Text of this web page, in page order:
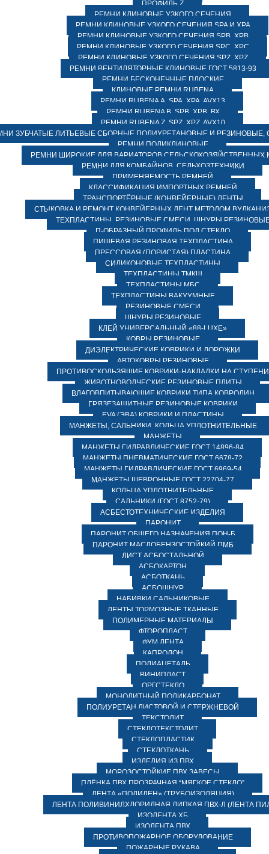
ПРОФИЛЬ Z
РЕМНИ КЛИНОВЫЕ УЗКОГО СЕЧЕНИЯ
РЕМНИ КЛИНОВЫЕ УЗКОГО СЕЧЕНИЯ SPA И XPA
РЕМНИ КЛИНОВЫЕ УЗКОГО СЕЧЕНИЯ SPB, XPB
РЕМНИ КЛИНОВЫЕ УЗКОГО СЕЧЕНИЯ SPC, XPC
РЕМНИ КЛИНОВЫЕ УЗКОГО СЕЧЕНИЯ SPZ, XPZ
РЕМНИ ВЕНТИЛЯТОРНЫЕ КЛИНОВЫЕ ГОСТ 5813-93
РЕМНИ БЕСКОНЕЧНЫЕ ПЛОСКИЕ
КЛИНОВЫЕ РЕМНИ RUBENA
РЕМНИ RUBENA А, SPA, XPA, AVX13
РЕМНИ RUBENA В, SPВ, ХPВ, ВХ
РЕМНИ RUBENA Z, SPZ, XPZ, AVX10
ЗУБЧАТЫЕ ЛИТЬЕВЫЕ СБОРНЫЕ ПОЛИУРЕТАНОВЫЕ И РЕЗИНОВЫЕ,
РЕМНИ ПОЛИКЛИНОВЫЕ
РЕМНИ ШИРОКИЕ ДЛЯ ВАРИАТОРОВ СЕЛЬСКОХОЗЯЙСТВЕННЫХ
РЕМНИ ДЛЯ КОМБАЙНОВ, СЕЛЬХОЗТЕХНИКИ
ПРИМЕНЯЕМОСТЬ РЕМНЕЙ
КЛАССИФИКАЦИЯ ИМПОРТНЫХ РЕМНЕЙ
ТРАНСПОРТЁРНЫЕ (КОНВЕЙЕРНЫЕ) ЛЕНТЫ
СТЫКОВКА И РЕМОНТ КОНВЕЙЕРНЫХ ЛЕНТ МЕТОДОМ
ТЕХПЛАСТИНЫ, РЕЗИНОВЫЕ СМЕСИ, ШНУРЫ
П-ОБРАЗНЫЙ ПРОФИЛЬ ПОД СТЕКЛО
ПИЩЕВАЯ РЕЗИНОВАЯ ТЕХПЛАСТИНА
ПРЕССОВАЯ (ПОРИСТАЯ) ПЛАСТИНА
СИЛИКОНОВЫЕ ТЕХПЛАСТИНЫ
ТЕХПЛАСТИНЫ ТМКЩ
ТЕХПЛАСТИНЫ МБС
ТЕХПЛАСТИНЫ ВАКУУМНЫЕ
РЕЗИНОВЫЕ СМЕСИ
ШНУРЫ РЕЗИНОВЫЕ
КЛЕЙ УНИВЕРСАЛЬНЫЙ «88-LUXE»
КОВРЫ РЕЗИНОВЫЕ
ДИЭЛЕКТРИЧЕСКИЕ КОВРИКИ И ДОРОЖКИ
АВТОКОВРЫ РЕЗИНОВЫЕ
ПРОТИВОСКОЛЬЗЯЩИЕ КОВРИКИ-НАКЛАДКИ НА СТУПЕНИ
ЖИВОТНОВОДЧЕСКИЕ РЕЗИНОВЫЕ ПЛИТЫ
ВЛАГОВПИТЫВАЮЩИЕ КОВРИКИ ТИПА КОВРОЛИН
ГРЯЗЕЗАЩИТНЫЕ РЕЗИНОВЫЕ КОВРИКИ
EVA (ЭВА) КОВРИКИ И ПЛАСТИНЫ
МАНЖЕТЫ, САЛЬНИКИ, КОЛЬЦА УПЛОТНИТЕЛЬНЫЕ
МАНЖЕТЫ
МАНЖЕТЫ ГИДРАВЛИЧЕСКИЕ ГОСТ 14896-84
МАНЖЕТЫ ПНЕВМАТИЧЕСКИЕ ГОСТ 6678-72
МАНЖЕТЫ ГИДРАВЛИЧЕСКИЕ ГОСТ 6969-54
МАНЖЕТЫ ШЕВРОННЫЕ ГОСТ 22704-77
КОЛЬЦА УПЛОТНИТЕЛЬНЫЕ
САЛЬНИКИ (ГОСТ 8752-79)
АСБЕСТОТЕХНИЧЕСКИЕ ИЗДЕЛИЯ
ПАРОНИТ
ПАРОНИТ ОБЩЕГО НАЗНАЧЕНИЯ ПОН-Б
ПАРОНИТ МАСЛОБЕНЗОСТОЙКИЙ ПМБ
ЛИСТ АСБОСТАЛЬНОЙ
АСБОКАРТОН
АСБОТКАНЬ
АСБОШНУР
НАБИВКИ САЛЬНИКОВЫЕ
ЛЕНТЫ ТОРМОЗНЫЕ ТКАННЫЕ
ПОЛИМЕРНЫЕ МАТЕРИАЛЫ
ФТОРОПЛАСТ
ФУМ ЛЕНТА
КАПРОЛОН
ПОЛИАЦЕТАЛЬ
ВИНИПЛАСТ
ОРГСТЕКЛО
МОНОЛИТНЫЙ ПОЛИКАРБОНАТ
ПОЛИУРЕТАН ЛИСТОВОЙ И СТЕРЖНЕВОЙ
ТЕКСТОЛИТ
СТЕКЛОТЕКСТОЛИТ
СТЕКЛОПЛАСТИК
СТЕКЛОТКАНЬ
ИЗДЕЛИЯ ИЗ ПВХ
МОРОЗОСТОЙКИЕ ПВХ ЗАВЕСЫ
ПЛЁНКА ПВХ ПРОЗРАЧНАЯ “МЯГКОЕ СТЕКЛО”
ЛЕНТА «ПОЛИЛЕН» (ТРУБОИЗОЛЯЦИЯ)
ЛЕНТА ПОЛИВИНИЛХЛОРИДНАЯ ЛИПКАЯ ПВХ-Л (ЛЕНТА
ИЗОЛЕНТА ХБ
ИЗОЛЕНТА ПВХ
ПРОТИВОПОЖАРНОЕ ОБОРУДОВАНИЕ
ПОЖАРНЫЕ РУКАВА